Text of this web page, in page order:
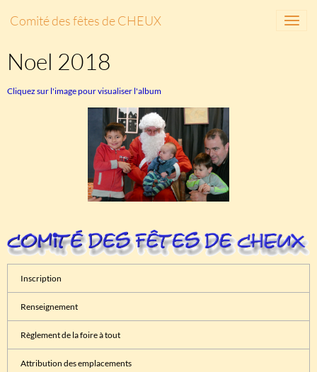
Comité des fêtes de CHEUX
Noel 2018
Cliquez sur l'image pour visualiser l'album
Inscription
Renseignement
Règlement de la foire à tout
Attribution des emplacements